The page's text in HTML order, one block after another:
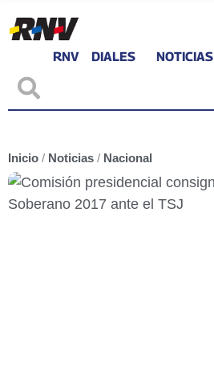
RNV DIALES NOTICIAS
Inicio / Noticias / Nacional